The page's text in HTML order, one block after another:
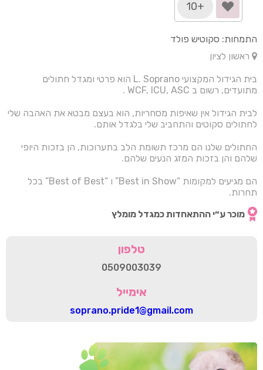
+10
התמחות: סקוטיש פולד
ראשון לציון
בית הגידול המקצועי L. Soprano הוא פרטי ומגדל חתולים
מתועדים, רשום ב WCF, ICU, ASC .
לבית הגידול אין שאיפות מסחריות, הוא בעצם מבטא את האהבה שלי
לחתולים סקוטים והתחביב שלי בלגדל אותם.
החתולים שלנו הם מרכז תשומת הלב בתערוכות, הן בזכות היופי
שלהם והן בזכות המזג הנעים שלהם.
הם מגיעים למקומות “Best in Show” ו “Best of Best” בכל
תחרות.
מוכר ע״י ההתאחדות כמגדל מומלץ
טלפון
0509003039
אימייל
soprano.pride1@gmail.com